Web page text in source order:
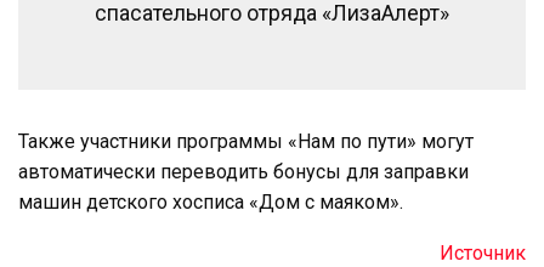
спасательного отряда «ЛизаАлерт»
Также участники программы «Нам по пути» могут
автоматически переводить бонусы для заправки
машин детского хосписа «Дом с маяком».
Источник